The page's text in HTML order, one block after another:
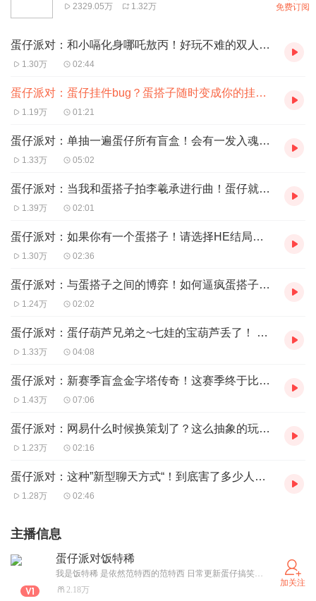
2329.05万 1.32万 免费订阅
蛋仔派对：和小嗝化身哪吒敖丙！好玩不难的双人地图！ 创计划
1.30万 02:44
蛋仔派对：蛋仔挂件bug？蛋搭子随时变成你的挂件！ 创计划
1.19万 01:21
蛋仔派对：单抽一遍蛋仔所有盲盒！会有一发入魂的概率吗？ 创计划
1.33万 05:02
蛋仔派对：当我和蛋搭子拍李羲承进行曲！蛋仔就没融不进的圈子？ 创计划
1.39万 02:01
蛋仔派对：如果你有一个蛋搭子！请选择HE结局！ 创计划
1.30万 02:36
蛋仔派对：与蛋搭子之间的博弈！如何逼疯蛋搭子4.0来袭！ 创计划
1.24万 02:02
蛋仔派对：蛋仔葫芦兄弟之~七娃的宝葫芦丢了！ 创计划 葫芦兄弟联动
1.33万 04:08
蛋仔派对：新赛季盲盒金字塔传奇！这赛季终于比蛋搭子欧一次了！ 创计划
1.43万 07:06
蛋仔派对：网易什么时候换策划了？这么抽象的玩法是哪想出来的！ 创计划
1.23万 02:16
蛋仔派对：这种”新型聊天方式“！到底害了多少人！ 创计划
1.28万 02:46
主播信息
蛋仔派对饭特稀
我是饭特稀 是依然范特西的范特西 日常更新蛋仔搞笑视频 有时间会和粉丝一起玩蛋仔 感谢大家的喜欢 快加我好友一起玩蛋仔吧 蛋仔昵称：愤怒的骡子
2.18万
加关注